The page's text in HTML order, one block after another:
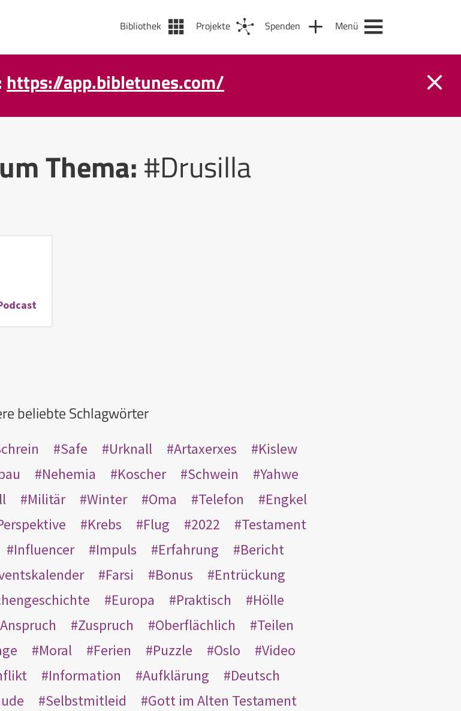
Bibliothek Projekte Spenden Menü
https://app.bibletunes.com/
Thema:#Drusilla
beliebte Schlagwörter
Safe Urknall Artaxerxes
Kislew
Nehemia Koscher Schwein
Yahwe
Militär Winter Oma Telefon
Engkel
Krebs Flug 2022
Testament
Influencer Impuls Erfahrung
Bericht
Farsi Bonus
Entrückung
Europa Praktisch
Hölle
Anspruch Zuspruch Oberflächlich
Teilen
Moral Ferien Puzzle Oslo
Video
Information Aufklärung
Deutsch
Selbstmitleid
Gott im Alten Testament